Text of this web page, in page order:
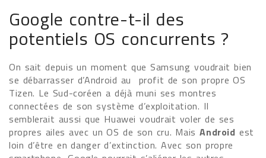
Google contre-t-il des
potentiels OS concurrents ?
On sait depuis un moment que Samsung voudrait bien
se débarrasser d’Android au profit de son propre OS
Tizen. Le Sud-coréen a déjà muni ses montres
connectées de son système d’exploitation. Il
semblerait aussi que Huawei voudrait voler de ses
propres ailes avec un OS de son cru. MaisAndroid est
loin d’être en danger d’extinction. Avec son propre